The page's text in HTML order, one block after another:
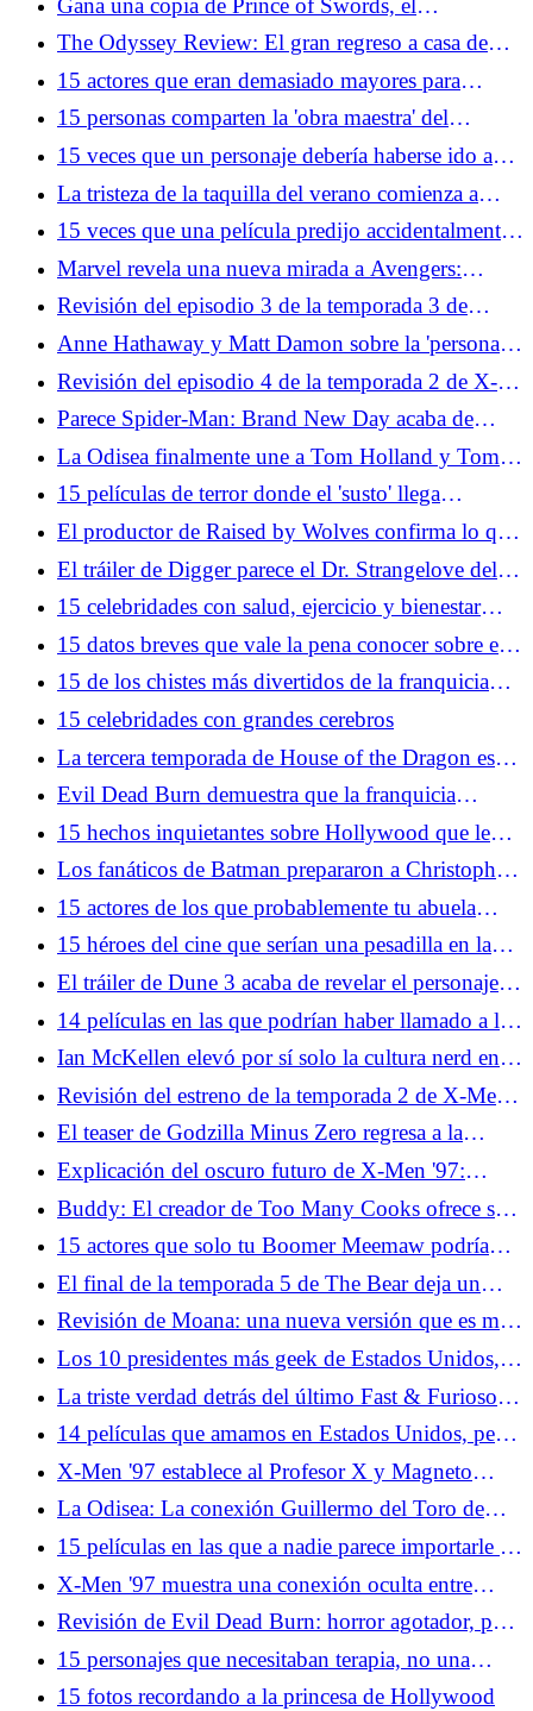
emocionante próximo capítulo de la serie Arcana
Academy de Elise Kova
The Odyssey Review: El gran regreso a casa de
Christopher Nolan
15 actores que eran demasiado mayores para
protagonizar películas de acción
15 personas comparten la 'obra maestra' del
videojuego que realmente apesta jugar
15 veces que un personaje debería haberse ido a
casa
La tristeza de la taquilla del verano comienza a
sentirse como en 1969
15 veces que una película predijo accidentalmente
eventos reales
Marvel revela una nueva mirada a Avengers:
Doomsday con Loki en el centro de todo
Revisión del episodio 3 de la temporada 3 de
House of the Dragon: Pesada es la cabeza
Anne Hathaway y Matt Damon sobre la 'persona
profundamente amable detrás del genio de
Christopher Nolan'
Revisión del episodio 4 de la temporada 2 de X-
Men '97: apto para sobrevivir
Parece Spider-Man: Brand New Day acaba de
agregar otro vengador
La Odisea finalmente une a Tom Holland y Tom
Holland
15 películas de terror donde el 'susto' llega
demasiado cerca de casa
El productor de Raised by Wolves confirma lo que
realmente mató a la temporada 3
El tráiler de Digger parece el Dr. Strangelove del
siglo XXI
15 celebridades con salud, ejercicio y bienestar
extra extraños Prácticas dietéticas
15 datos breves que vale la pena conocer sobre el
negocio del cine
15 de los chistes más divertidos de la franquicia
Austin Powers
15 celebridades con grandes cerebros
La tercera temporada de House of the Dragon es
terapéutica para los fanáticos de Game of Thrones
Evil Dead Burn demuestra que la franquicia
necesita más comedia
15 hechos inquietantes sobre Hollywood que le
recordarán su pasado cuestionable
Los fanáticos de Batman prepararon a Christopher
Nolan para las críticas a La Odisea
15 actores de los que probablemente tu abuela
estaba enamorada
15 héroes del cine que serían una pesadilla en la
vida real
El tráiler de Dune 3 acaba de revelar el personaje
más importante de la franquicia
14 películas en las que podrían haber llamado a la
policía
Ian McKellen elevó por sí solo la cultura nerd en la
década de 2000
Revisión del estreno de la temporada 2 de X-Men
'97: regreso al pasado, pero también al futuro y
más hacia el pasado
El teaser de Godzilla Minus Zero regresa a la
moraleja central de la franquicia
Explicación del oscuro futuro de X-Men '97:
Madre Askani, Nathan Summers, Apocalipsis y
más
Buddy: El creador de Too Many Cooks ofrece su
versión de terror de Barney
15 actores que solo tu Boomer Meemaw podría
nombrar
El final de la temporada 5 de The Bear deja un
spin-off convincente sobre la mesa
Revisión de Moana: una nueva versión que es muy
desagradable
Los 10 presidentes más geek de Estados Unidos,
hasta donde sabemos
La triste verdad detrás del último Fast & Furioso
11 Actualización
14 películas que amamos en Estados Unidos, pero
en ningún otro lugar
X-Men '97 establece al Profesor X y Magneto
como el mayor romance de superhéroes
La Odisea: La conexión Guillermo del Toro de
Christopher Nolan promete una aventura más
complicada
15 películas en las que a nadie parece importarle el
daño a la propiedad
X-Men '97 muestra una conexión oculta entre
Wolverine y el Capitán América
Revisión de Evil Dead Burn: horror agotador, pero
no en el buen sentido
15 personajes que necesitaban terapia, no una
aventura
15 fotos recordando a la princesa de Hollywood